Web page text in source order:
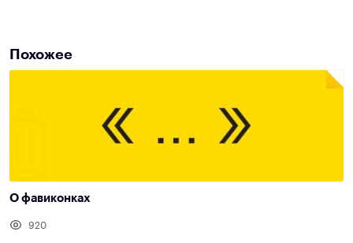
Похожее
О фавиконках
920